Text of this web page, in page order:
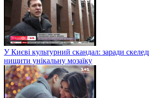
У Києві культурний скандал: заради
нищити унікальну мозаїку